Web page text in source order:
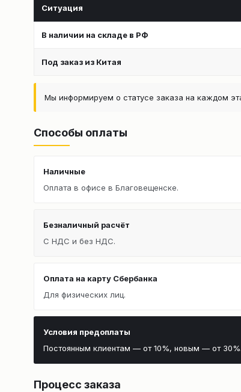
Ситуация
В наличии на складе в РФ
Под заказ из Китая
Мы информируем о статусе заказа на каждом
Способы оплаты
Наличные
Оплата в офисе в Благовещенске.
Безналичный расчёт
С НДС и без НДС.
Оплата на карту Сбербанка
Для физических лиц.
Условия предоплаты
Постоянным клиентам — от 10%, новым — от
Процесс заказа